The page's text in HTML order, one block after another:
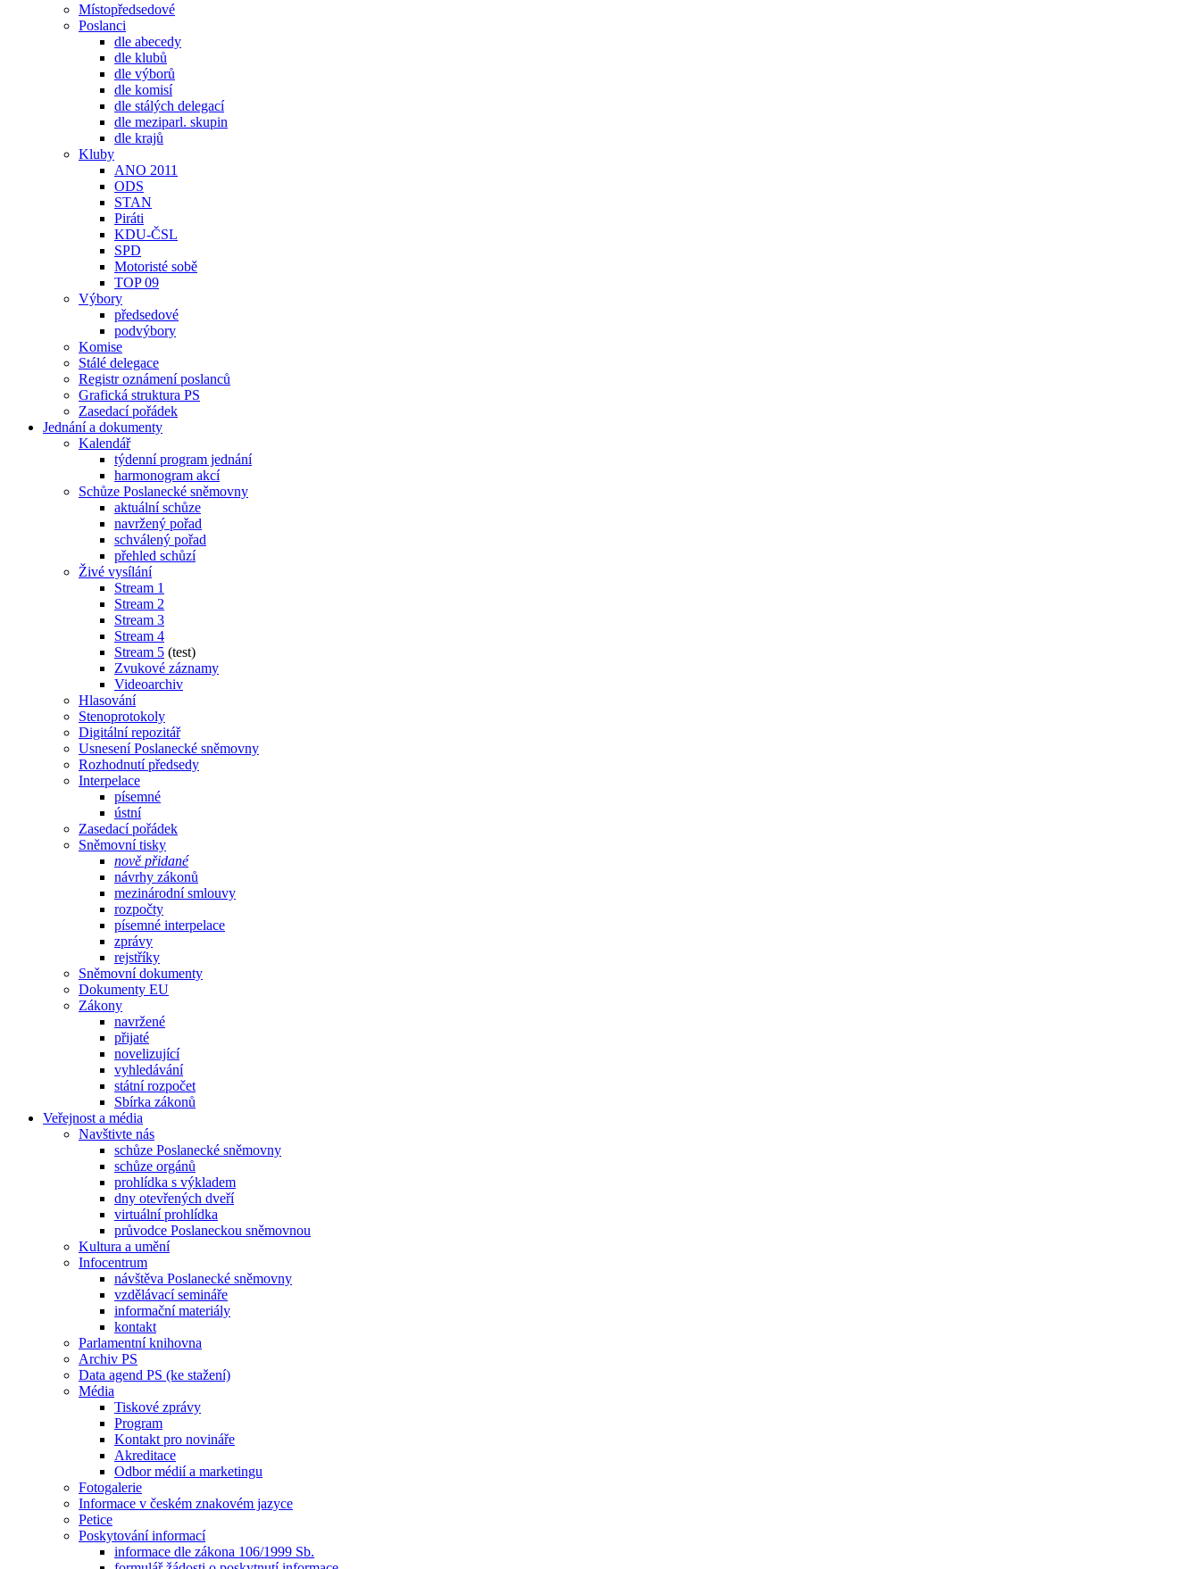
Místopředsedové
Poslanci
dle abecedy
dle klubů
dle výborů
dle komisí
dle stálých delegací
dle meziparl. skupin
dle krajů
Kluby
ANO 2011
ODS
STAN
Piráti
KDU-ČSL
SPD
Motoristé sobě
TOP 09
Výbory
předsedové
podvýbory
Komise
Stálé delegace
Registr oznámení poslanců
Grafická struktura PS
Zasedací pořádek
Jednání a dokumenty
Kalendář
týdenní program jednání
harmonogram akcí
Schůze Poslanecké sněmovny
aktuální schůze
navržený pořad
schválený pořad
přehled schůzí
Živé vysílání
Stream 1
Stream 2
Stream 3
Stream 4
Stream 5 (test)
Zvukové záznamy
Videoarchiv
Hlasování
Stenoprotokoly
Digitální repozitář
Usnesení Poslanecké sněmovny
Rozhodnutí předsedy
Interpelace
písemné
ústní
Zasedací pořádek
Sněmovní tisky
nově přidané
návrhy zákonů
mezinárodní smlouvy
rozpočty
písemné interpelace
zprávy
rejstříky
Sněmovní dokumenty
Dokumenty EU
Zákony
navržené
přijaté
novelizující
vyhledávání
státní rozpočet
Sbírka zákonů
Veřejnost a média
Navštivte nás
schůze Poslanecké sněmovny
schůze orgánů
prohlídka s výkladem
dny otevřených dveří
virtuální prohlídka
průvodce Poslaneckou sněmovnou
Kultura a umění
Infocentrum
návštěva Poslanecké sněmovny
vzdělávací semináře
informační materiály
kontakt
Parlamentní knihovna
Archiv PS
Data agend PS (ke stažení)
Média
Tiskové zprávy
Program
Kontakt pro novináře
Akreditace
Odbor médií a marketingu
Fotogalerie
Informace v českém znakovém jazyce
Petice
Poskytování informací
informace dle zákona 106/1999 Sb.